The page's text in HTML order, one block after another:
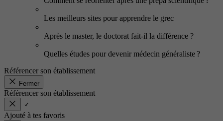
Les meilleurs sites pour apprendre le grec
Après le master, le doctorat fait-il la différence ?
Quelles études pour devenir médecin généraliste ?
Référencer son établissement
Fermer
Référencer son établissement
Ajouté à tes favoris